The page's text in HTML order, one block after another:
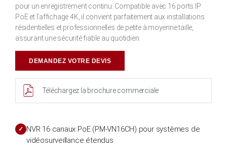
pour un enregistrement continu. Compatible avec 16 ports IP
PoE et l’affichage 4K, il convient parfaitement aux installations
résidentielles et professionnelles de petite à moyenne taille,
assurant une sécurité fiable au quotidien.
DEMANDEZ VOTRE DEVIS
Téléchargez la brochure commerciale
NVR 16 canaux PoE (PM-VN16CH) pour systèmes de
vidéosurveillance étendus